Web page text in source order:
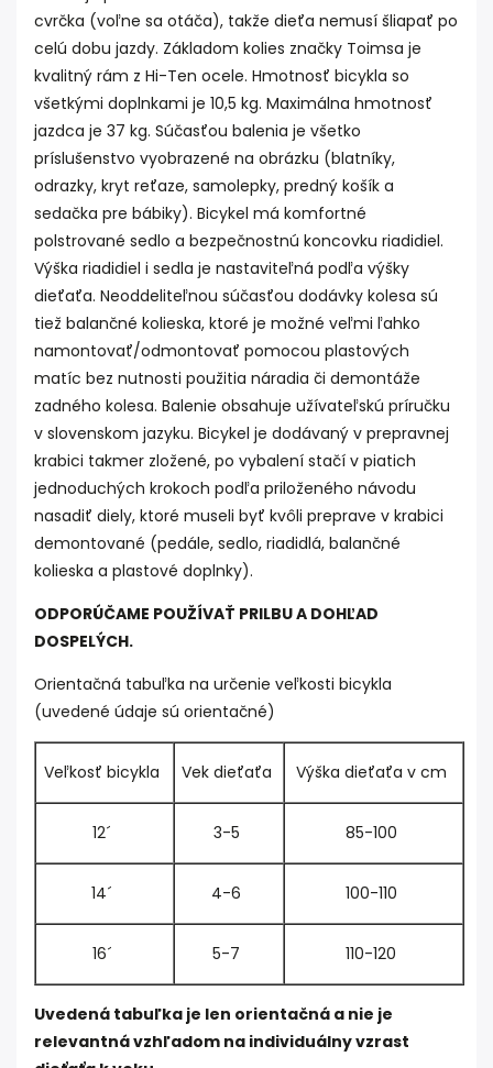
cvrčka (voľne sa otáča), takže dieťa nemusí šliapať po
celú dobu jazdy. Základom kolies značky Toimsa je
kvalitný rám z Hi-Ten ocele. Hmotnosť bicykla so
všetkými doplnkami je 10,5 kg. Maximálna hmotnosť
jazdca je 37 kg. Súčasťou balenia je všetko
príslušenstvo vyobrazené na obrázku (blatníky,
odrazky, kryt reťaze, samolepky, predný košík a
sedačka pre bábiky). Bicykel má komfortné
polstrované sedlo a bezpečnostnú koncovku riadidiel.
Výška riadidiel i sedla je nastaviteľná podľa výšky
dieťaťa. Neoddeliteľnou súčasťou dodávky kolesa sú
tiež balančné kolieska, ktoré je možné veľmi ľahko
namontovať/odmontovať pomocou plastových
matíc bez nutnosti použitia náradia či demontáže
zadného kolesa. Balenie obsahuje užívateľskú príručku
v slovenskom jazyku. Bicykel je dodávaný v prepravnej
krabici takmer zložené, po vybalení stačí v piatich
jednoduchých krokoch podľa priloženého návodu
nasadiť diely, ktoré museli byť kvôli preprave v krabici
demontované (pedále, sedlo, riadidlá, balančné
kolieska a plastové doplnky).
ODPORÚČAME POUŽÍVAŤ PRILBU A DOHĽAD
DOSPELÝCH.
Orientačná tabuľka na určenie veľkosti bicykla
(uvedené údaje sú orientačné)
Veľkosť bicykla Vek dieťaťa Výška dieťaťa v cm
12´ 3-5 85-100
14´ 4-6 100-110
16´ 5-7 110-120
Uvedená tabuľka je len orientačná a nie je
relevantná vzhľadom na individuálny vzrast